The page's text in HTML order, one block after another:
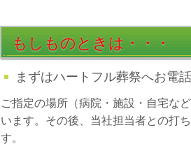
もしものときは・・・
まずはハートフル葬祭へお電話
ご指定の場所（病院・施設・自宅な
います。その後、当社担当者との打
す。